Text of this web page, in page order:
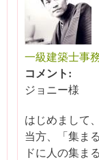
一級建築士事
コメント:
ジョニー様
はじめまして
当方、「集ま
ドに人の集ま